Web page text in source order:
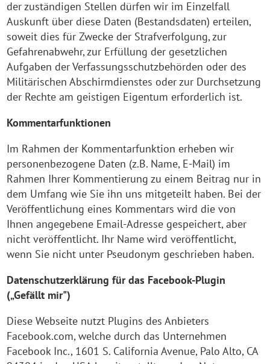
der zuständigen Stellen dürfen wir im Einzelfall
Auskunft über diese Daten (Bestandsdaten) erteilen,
soweit dies für Zwecke der Strafverfolgung, zur
Gefahrenabwehr, zur Erfüllung der gesetzlichen
Aufgaben der Verfassungsschutzbehörden oder des
Militärischen Abschirmdienstes oder zur Durchsetzung
der Rechte am geistigen Eigentum erforderlich ist.
Kommentarfunktionen
Im Rahmen der Kommentarfunktion erheben wir
personenbezogene Daten (z.B. Name, E-Mail) im
Rahmen Ihrer Kommentierung zu einem Beitrag nur in
dem Umfang wie Sie ihn uns mitgeteilt haben. Bei der
Veröffentlichung eines Kommentars wird die von
Ihnen angegebene Email-Adresse gespeichert, aber
nicht veröffentlicht. Ihr Name wird veröffentlicht,
wenn Sie nicht unter Pseudonym geschrieben haben.
Datenschutzerklärung für das Facebook-Plugin
(„Gefällt mir")
Diese Webseite nutzt Plugins des Anbieters
Facebook.com, welche durch das Unternehmen
Facebook Inc., 1601 S. California Avenue, Palo Alto, CA